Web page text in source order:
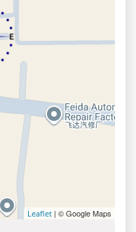
Leaflet | © Google Maps